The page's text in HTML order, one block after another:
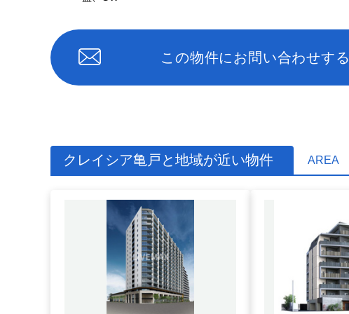
この物件にお問い合わせする
クレイシア亀戸と地域が近い物件 AREA